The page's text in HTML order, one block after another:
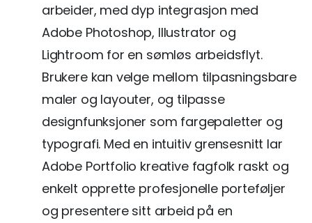
arbeider, med dyp integrasjon med
Adobe Photoshop, Illustrator og
Lightroom for en sømløs arbeidsflyt.
Brukere kan velge mellom tilpasningsbare
maler og layouter, og tilpasse
designfunksjoner som fargepaletter og
typografi. Med en intuitiv grensesnitt lar
Adobe Portfolio kreative fagfolk raskt og
enkelt opprette profesjonelle porteføljer
og presentere sitt arbeid på en